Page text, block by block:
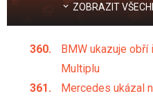
ZOBRAZIT
BMW ukazuje
Multiplu
Mercedes ukázal